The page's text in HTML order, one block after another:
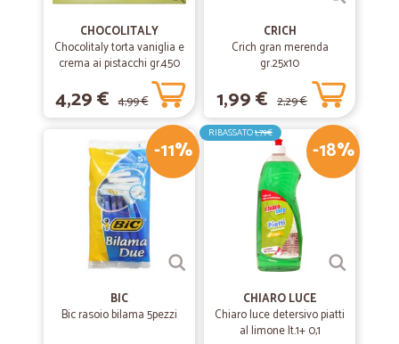
CHOCOLITALY
Chocolitaly torta vaniglia e
crema ai pistacchi gr.450
4,29 € 4,99 €
CRICH
Crich gran merenda
gr.25x10
1,99 € 2,29 €
-11%
BIC
Bic rasoio bilama 5pezzi
-18%
RIBASSATO1,79€
CHIARO LUCE
Chiaro luce detersivo piatti
al limone lt.1+ 0,1